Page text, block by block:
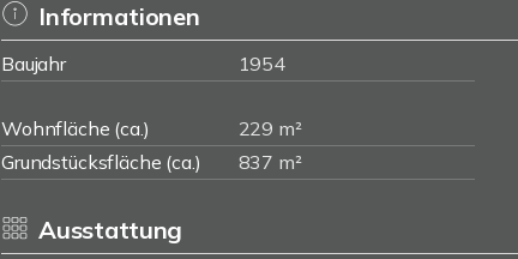
Informationen
Baujahr 1954
Wohnfläche (ca.) 229 m²
Grundstücksfläche (ca.)
837 m²
Ausstattung